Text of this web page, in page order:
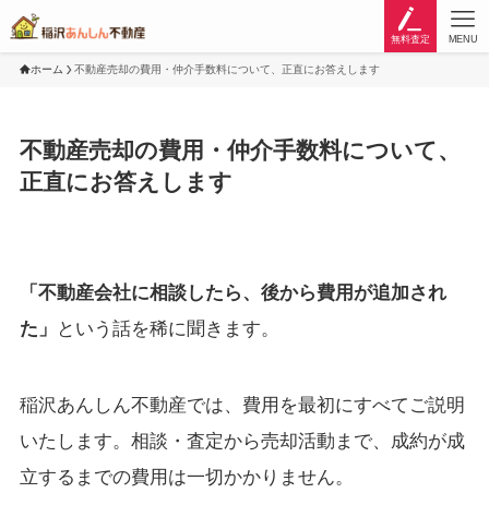
無料査定 MENU
ホーム 不動産売却の費用・仲介手数料について、正直にお答えします
不動産売却の費用・仲介手数料について、
正直にお答えします
「不動産会社に相談したら、後から費用が追加され
た」
という話を稀に聞きます。
稲沢あんしん不動産では、費用を最初にすべてご説明
いたします。相談・査定から売却活動まで、成約が成
立するまでの費用は一切かかりません。